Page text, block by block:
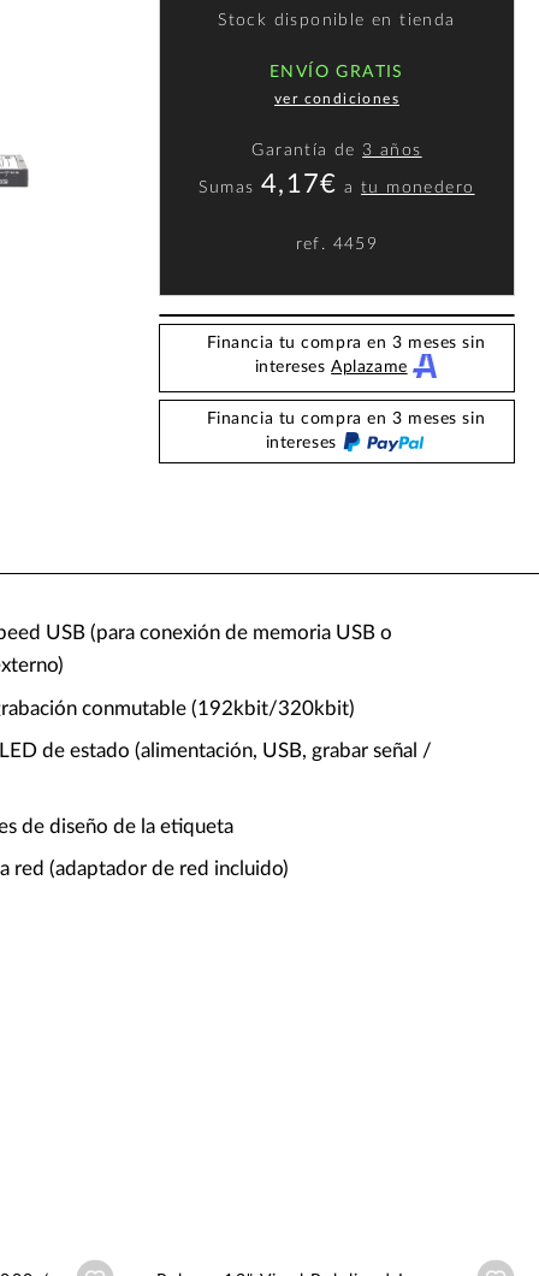
Stock disponible en tienda
ENVÍO GRATIS
ver condiciones
Garantía de 3 años
Sumas 4,17€ atu monedero
ref. 4459
Financia tu compra en 3 meses sin
interesesAplazame
Financia tu compra en 3 meses sin
intereses
USB (para conexión de memoria USB o
conmutable (192kbit/320kbit)
de estado (alimentación, USB, grabar señal /
de diseño de la etiqueta
red (adaptador de red incluido)